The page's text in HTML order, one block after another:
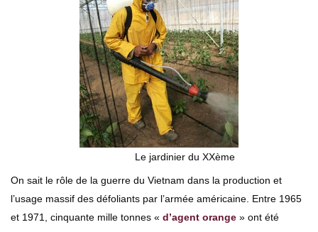
Le jardinier du XXème
On sait le rôle de la guerre du Vietnam dans la production et
l’usage massif des défoliants par l’armée américaine. Entre 1965
et 1971, cinquante mille tonnes « d’agent orange » ont été